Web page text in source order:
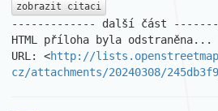
zobrazit citaci
------------- další část
HTML příloha byla odstraněna...
URL: <http://
cz/attachments/20240308/